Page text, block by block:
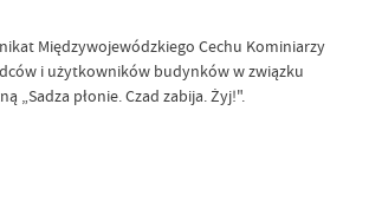
Międzywojewódzkiego Cechu Kominiarzy
i użytkowników budynków w związku
„Sadza płonie. Czad zabija. Żyj!".